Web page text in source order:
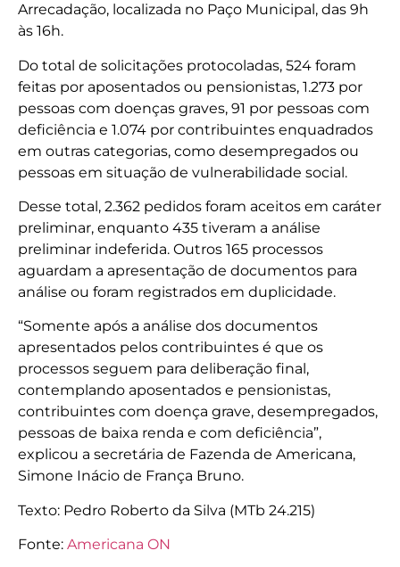
Arrecadação, localizada no Paço Municipal, das 9h
às 16h.
Do total de solicitações protocoladas, 524 foram
feitas por aposentados ou pensionistas, 1.273 por
pessoas com doenças graves, 91 por pessoas com
deficiência e 1.074 por contribuintes enquadrados
em outras categorias, como desempregados ou
pessoas em situação de vulnerabilidade social.
Desse total, 2.362 pedidos foram aceitos em caráter
preliminar, enquanto 435 tiveram a análise
preliminar indeferida. Outros 165 processos
aguardam a apresentação de documentos para
análise ou foram registrados em duplicidade.
“Somente após a análise dos documentos
apresentados pelos contribuintes é que os
processos seguem para deliberação final,
contemplando aposentados e pensionistas,
contribuintes com doença grave, desempregados,
pessoas de baixa renda e com deficiência”,
explicou a secretária de Fazenda de Americana,
Simone Inácio de França Bruno.
Texto: Pedro Roberto da Silva (MTb 24.215)
Fonte: Americana ON